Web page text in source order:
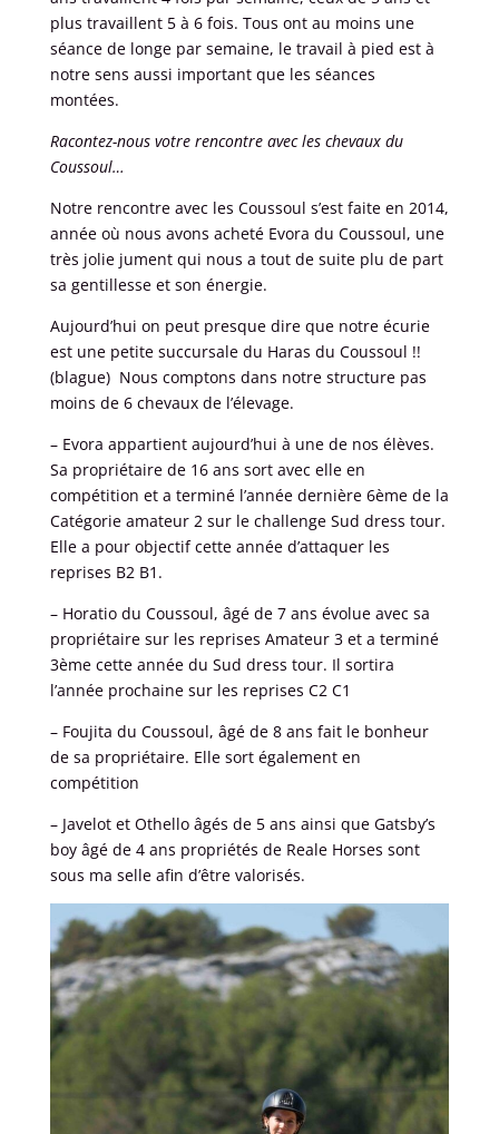
plus travaillent 5 à 6 fois. Tous ont au moins une
séance de longe par semaine, le travail à pied est à
notre sens aussi important que les séances
montées.
Racontez-nous votre rencontre avec les chevaux du
Coussoul…
Notre rencontre avec les Coussoul s’est faite en 2014,
année où nous avons acheté Evora du Coussoul, une
très jolie jument qui nous a tout de suite plu de part
sa gentillesse et son énergie.
Aujourd’hui on peut presque dire que notre écurie
est une petite succursale du Haras du Coussoul !!
(blague) Nous comptons dans notre structure pas
moins de 6 chevaux de l’élevage.
– Evora appartient aujourd’hui à une de nos élèves.
Sa propriétaire de 16 ans sort avec elle en
compétition et a terminé l’année dernière 6ème de la
Catégorie amateur 2 sur le challenge Sud dress tour.
Elle a pour objectif cette année d’attaquer les
reprises B2 B1.
– Horatio du Coussoul, âgé de 7 ans évolue avec sa
propriétaire sur les reprises Amateur 3 et a terminé
3ème cette année du Sud dress tour. Il sortira
l’année prochaine sur les reprises C2 C1
– Foujita du Coussoul, âgé de 8 ans fait le bonheur
de sa propriétaire. Elle sort également en
compétition
– Javelot et Othello âgés de 5 ans ainsi que Gatsby’s
boy âgé de 4 ans propriétés de Reale Horses sont
sous ma selle afin d’être valorisés.